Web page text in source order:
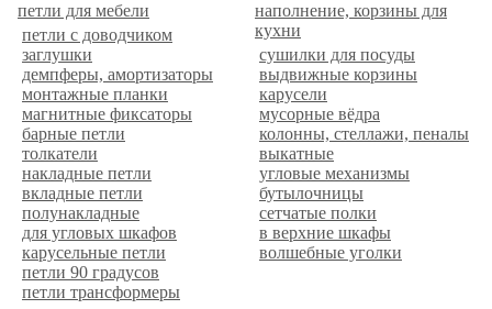
петли для мебели
петли с доводчиком
заглушки
демпферы, амортизаторы
монтажные планки
магнитные фиксаторы
барные петли
толкатели
накладные петли
вкладные петли
полунакладные
для угловых шкафов
карусельные петли
петли 90 градусов
петли трансформеры
наполнение, корзины для
кухни
сушилки для посуды
выдвижные корзины
карусели
мусорные вёдра
колонны, стеллажи, пеналы
выкатные
угловые механизмы
бутылочницы
сетчатые полки
в верхние шкафы
волшебные уголки